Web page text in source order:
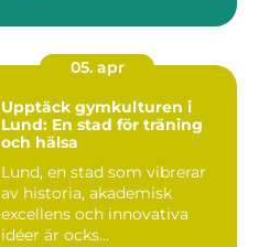
05. apr
Upptäck gymkulturen i
Lund: En stad för träning
och hälsa
Lund, en stad som vibrerar
av historia, akademisk
excellens och innovativa
idéer är ocks...